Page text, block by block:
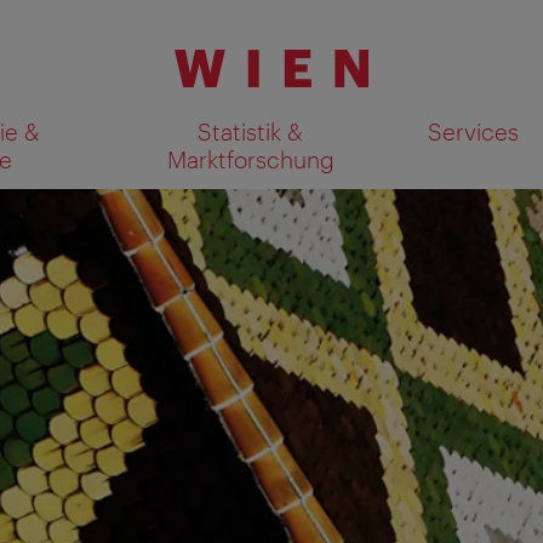
&
Statistik &
Marktforschung
Services
Suchergebnisse auf Karte